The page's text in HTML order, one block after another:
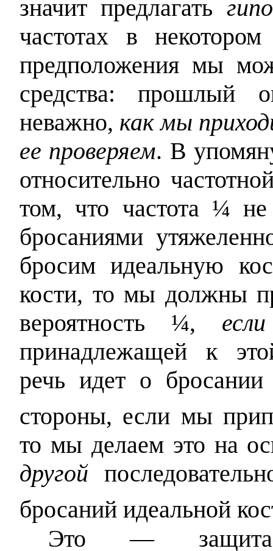
значит предлагать
частотах в
предположения мы
средства: прошлый
неважно, как мы
ее проверяем. В
относительно
том, что частота ¼
бросаниями
бросим идеальную
кости, то мы должны
вероятность ¼, если
принадлежащей к
речь идет о
стороны, если мы
то мы делаем это на
другой
бросаний идеальной
Это — защита